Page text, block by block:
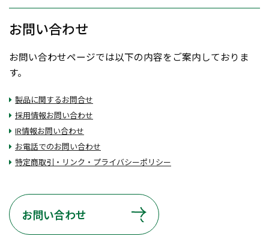
お問い合わせ
お問い合わせページでは以下の内容をご案内しておりま
す。
製品に関するお問合せ
採用情報お問い合わせ
IR情報お問い合わせ
お電話でのお問い合わせ
特定商取引・リンク・プライバシーポリシー
お問い合わせ